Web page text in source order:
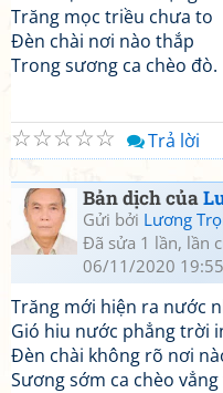
Trăng mọc triều chưa to
Đèn chài nơi nào thắp
Trong sương ca chèo đò.
☆
☆
☆
☆
☆ Trả lời
Bản dịch của
Gửi bởi Lương
Đã sửa 1 lần, lần
06/11/2020 19:55
Trăng mới hiện ra nước
Gió hiu nước phẳng trời
Đèn chài không rõ nơi
Sương sớm ca chèo